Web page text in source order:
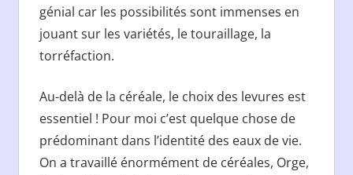
génial car les possibilités sont immenses en
jouant sur les variétés, le touraillage, la
torréfaction.
Au-delà de la céréale, le choix des levures est
essentiel ! Pour moi c’est quelque chose de
prédominant dans l’identité des eaux de vie.
On a travaillé énormément de céréales, Orge,